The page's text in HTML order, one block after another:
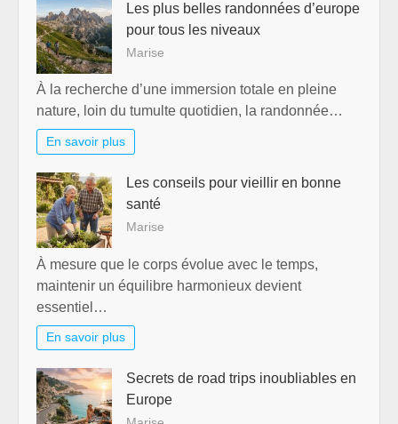
Les plus belles randonnées d’europe
pour tous les niveaux
Marise
À la recherche d’une immersion totale en pleine
nature, loin du tumulte quotidien, la randonnée…
En savoir plus
Les conseils pour vieillir en bonne
santé
Marise
À mesure que le corps évolue avec le temps,
maintenir un équilibre harmonieux devient
essentiel…
En savoir plus
Secrets de road trips inoubliables en
Europe